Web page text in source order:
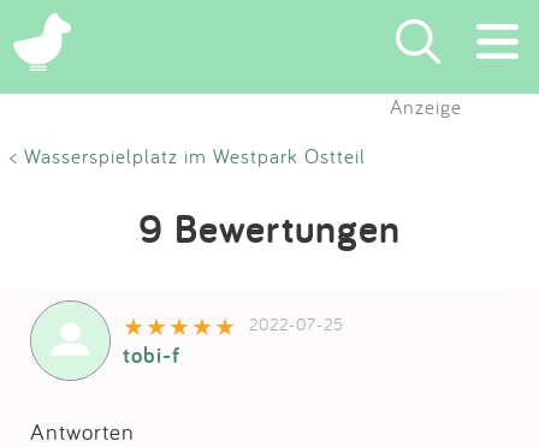
Suchen
Eintragen
Anzeige
< Wasserspielplatz im Westpark Ostteil
9 Bewertungen
2022-07-25
tobi-f
Antworten